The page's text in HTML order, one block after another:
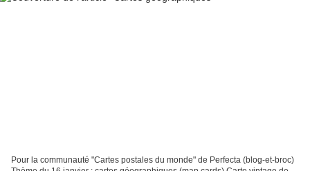
Pour la communauté "Cartes postales du monde" de Perfecta (blog-et-broc)